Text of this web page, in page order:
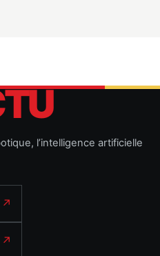
l’intelligence artificielle
↗
↗